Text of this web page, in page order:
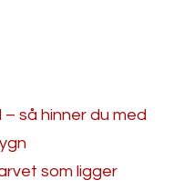
så hinner du med
som ligger